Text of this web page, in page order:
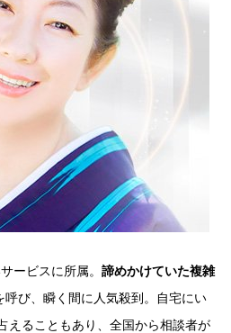
ービスに所属。 諦めかけていた複雑
呼び、瞬く間に人気殺到。自宅にい
えることもあり、全国から相談者が